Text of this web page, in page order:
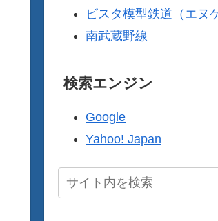
ビスタ模型鉄道（エヌ
南武蔵野線
検索エンジン
Google
Yahoo! Japan